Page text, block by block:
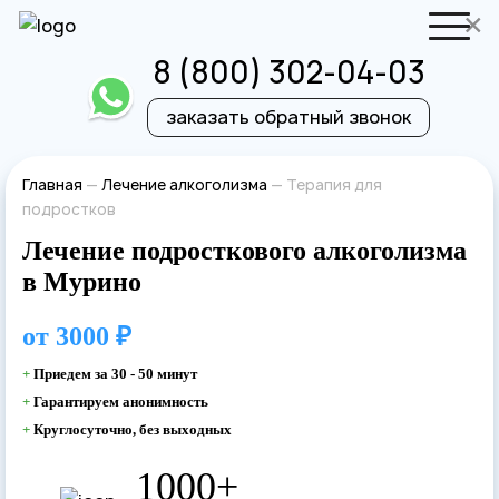
8 (800) 302-04-03
заказать обратный звонок
Главная — Лечение алкоголизма — Терапия для
подростков
Лечение подросткового алкоголизма
в Мурино
от 3000 ₽
+ Приедем за 30 - 50 минут
+ Гарантируем анонимность
+ Круглосуточно, без выходных
1000+
Ваше имя
Ваш телефон
Ваша заявка
отправлена
Наш врач свяжется с вами в самое
ближайшее время!
Ваше имя
Ваш телефон
×